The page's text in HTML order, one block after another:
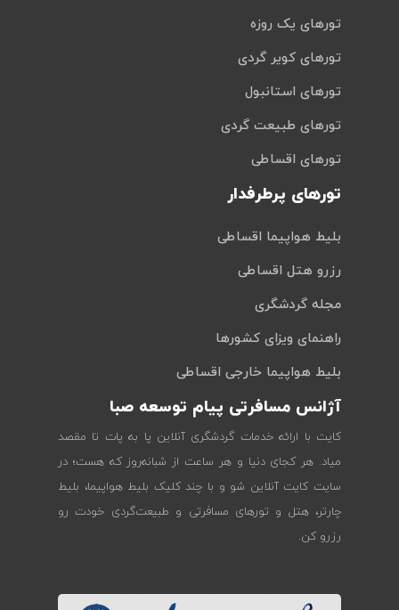
تورهای یک روزه
تورهای کویر گردی
تورهای استانبول
تورهای طبیعت گردی
تورهای اقساطی
تورهای پرطرفدار
بلیط هواپیما اقساطی
رزرو هتل اقساطی
مجله گردشگری
راهنمای ویزای کشورها
بلیط هواپیما خارجی اقساطی
آژانس مسافرتی پیام توسعه صبا
کایت با ارائه خدمات گردشگری آنلاین پا به پات تا مقصد
میاد. هر کجای دنیا و هر ساعت از شبانه‌روز که هست؛ در
سایت کایت آنلاین شو و با چند کلیک بلیط هواپیما، بلیط
چارتر، هتل و تورهای مسافرتی و طبیعت‌گردی خودت رو
رزرو کن.